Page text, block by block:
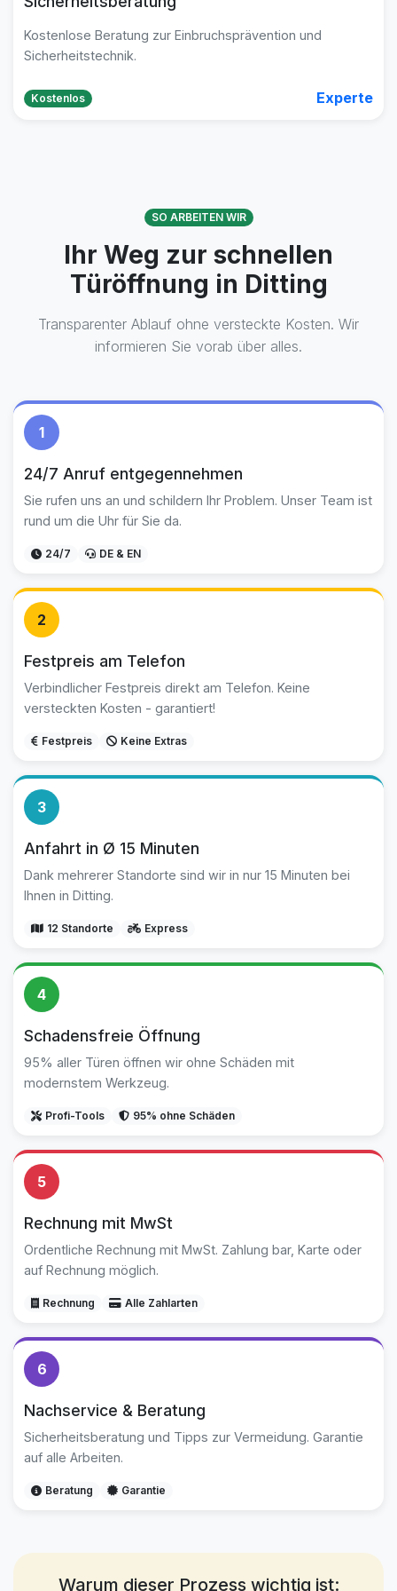
Kostenlose Beratung zur Einbruchsprävention und
Sicherheitstechnik.
Kostenlos Experte
SO ARBEITEN WIR
Ihr Weg zur schnellen
Türöffnung in Ditting
Transparenter Ablauf ohne versteckte Kosten. Wir
informieren Sie vorab über alles.
1
24/7 Anruf entgegennehmen
Sie rufen uns an und schildern Ihr Problem. Unser Team ist
rund um die Uhr für Sie da.
24/7 DE & EN
2
Festpreis am Telefon
Verbindlicher Festpreis direkt am Telefon. Keine
versteckten Kosten - garantiert!
Festpreis Keine Extras
3
Anfahrt in Ø 15 Minuten
Dank mehrerer Standorte sind wir in nur 15 Minuten bei
Ihnen in Ditting.
12 Standorte Express
4
Schadensfreie Öffnung
95% aller Türen öffnen wir ohne Schäden mit
modernstem Werkzeug.
Profi-Tools 95% ohne Schäden
5
Rechnung mit MwSt
Ordentliche Rechnung mit MwSt. Zahlung bar, Karte oder
auf Rechnung möglich.
Rechnung Alle Zahlarten
6
Nachservice & Beratung
Sicherheitsberatung und Tipps zur Vermeidung. Garantie
auf alle Arbeiten.
Beratung Garantie
Warum dieser Prozess wichtig ist: